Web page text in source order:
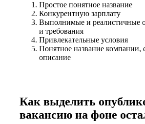
Простое понятное название
Конкурентную зарплату
Выполнимые и реалистичные
и требования
Привлекательные условия
Понятное название компании,
описание
Как выделить
вакансию на фоне